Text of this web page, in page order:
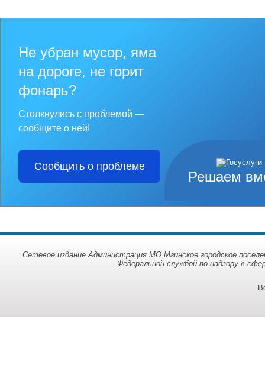
Решаем
Не убран мусор, яма
на дороге, не горит
фонарь?
Столкнулись с проблемой —
сообщите о ней!
Сообщить о проблеме
Сетевое издание Администрация МО Мгинское городское
Федеральной службой по надзору в